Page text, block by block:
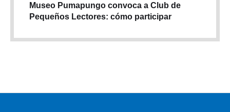
Museo Pumapungo convoca a Club de
Pequeños Lectores: cómo participar